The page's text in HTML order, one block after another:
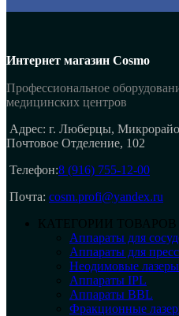
Интернет магазин Cosmo
Профессиональное
медицинских центров
Адрес: г. Люберцы,
Почтовое Отделение, 102
Телефон:8 (916) 755-12-00
Почта: cosm.profi@yandex.ru
КАТЕГОРИИ ТОВАРОВ
Аппараты для
Аппараты для
Неодимовые лазеры
Аппараты IPL
Аппараты BBL
Фракционные